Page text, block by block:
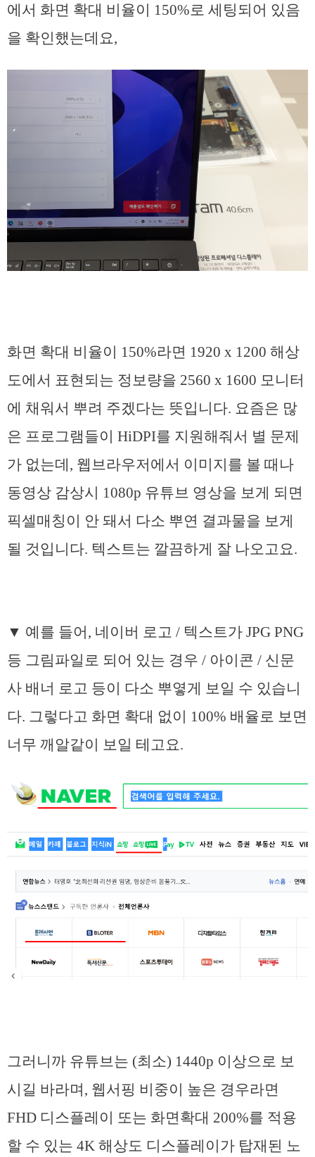
에서 화면 확대 비율이 150%로 세팅되어 있음
을 확인했는데요,
화면 확대 비율이 150%라면 1920 x 1200 해상
도에서 표현되는 정보량을 2560 x 1600 모니터
에 채워서 뿌려 주겠다는 뜻입니다. 요즘은 많
은 프로그램들이 HiDPI를 지원해줘서 별 문제
가 없는데, 웹브라우저에서 이미지를 볼 때나
동영상 감상시 1080p 유튜브 영상을 보게 되면
픽셀매칭이 안 돼서 다소 뿌연 결과물을 보게
될 것입니다. 텍스트는 깔끔하게 잘 나오고요.
▼ 예를 들어, 네이버 로고 / 텍스트가 JPG PNG
등 그림파일로 되어 있는 경우 / 아이콘 / 신문
사 배너 로고 등이 다소 뿌옇게 보일 수 있습니
다. 그렇다고 화면 확대 없이 100% 배율로 보면
너무 깨알같이 보일 테고요.
그러니까 유튜브는 (최소) 1440p 이상으로 보
시길 바라며, 웹서핑 비중이 높은 경우라면
FHD 디스플레이 또는 화면확대 200%를 적용
할 수 있는 4K 해상도 디스플레이가 탑재된 노